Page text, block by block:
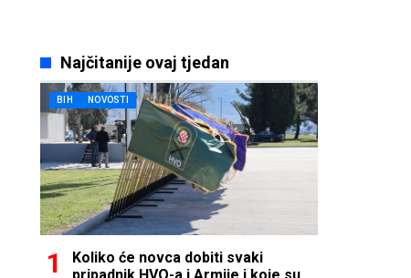
Najčitanije ovaj tjedan
BIH NOVOSTI
Koliko će novca dobiti svaki